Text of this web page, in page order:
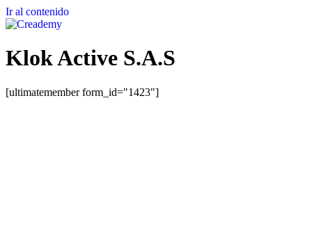
Ir al contenido
Klok Active S.A.S
[ultimatemember form_id="1423"]